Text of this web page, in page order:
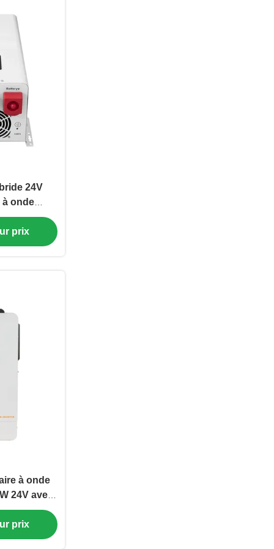
24V
à onde
prix
à onde
24V avec
UPS
prix